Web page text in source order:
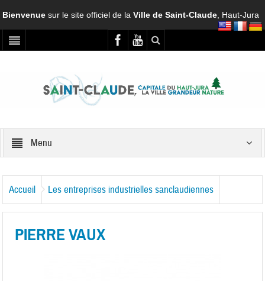
Bienvenuesur le site officiel de laVille de Saint-Claude , Haut-Jura
Menu
Accueil Les entreprises industrielles sanclaudiennes
PIERRE VAUX